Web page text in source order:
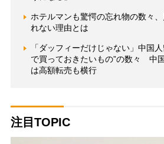
ホテルマンも驚愕の忘れ物の数々
れない理由とは
「ダッフィーだけじゃない」中国
で買っておきたいもの”の数々 中
は高額転売も横行
注目TOPIC